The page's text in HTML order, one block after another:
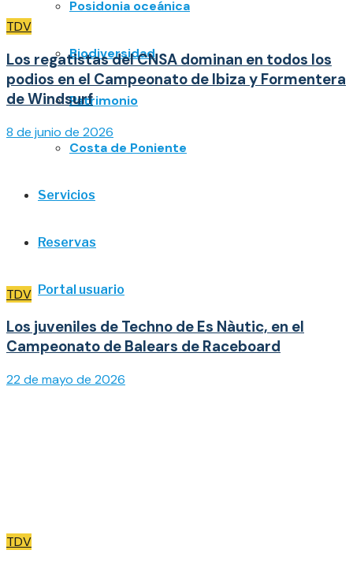
Posidonia oceánica
Biodiversidad
Patrimonio
Costa de Poniente
Servicios
Reservas
Portal usuario
TDV
Los regatistas del CNSA dominan en todos los
podios en el Campeonato de Ibiza y Formentera
de Windsurf
8 de junio de 2026
TDV
Los juveniles de Techno de Es Nàutic, en el
Campeonato de Balears de Raceboard
22 de mayo de 2026
TDV